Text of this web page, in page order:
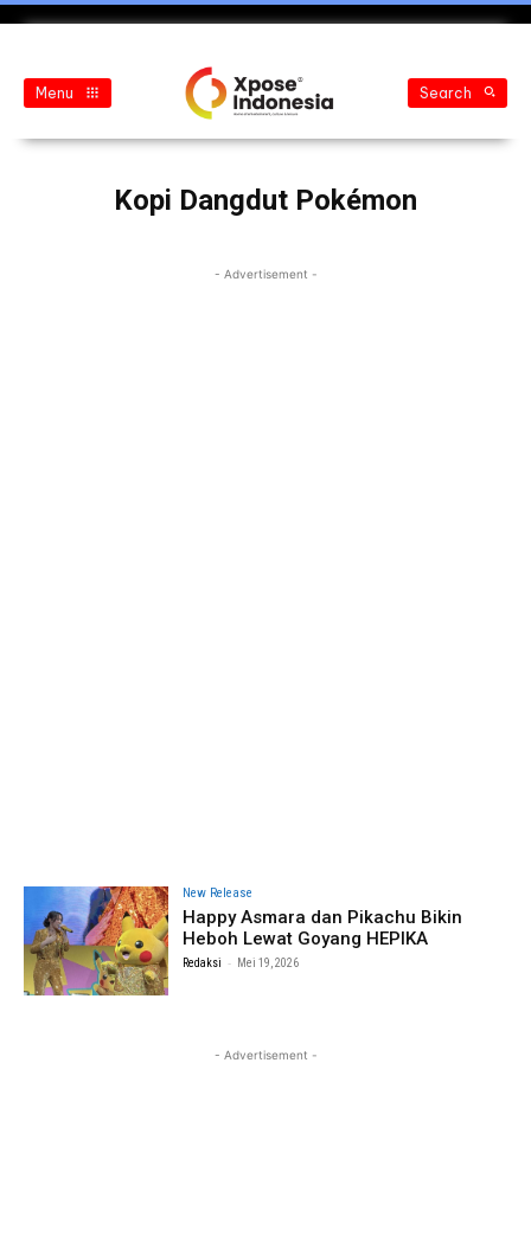
Menu Search
Kopi Dangdut Pokémon
- Advertisement -
New Release
Happy Asmara dan Pikachu Bikin
Heboh Lewat Goyang HEPIKA
Redaksi - Mei 19, 2026
- Advertisement -